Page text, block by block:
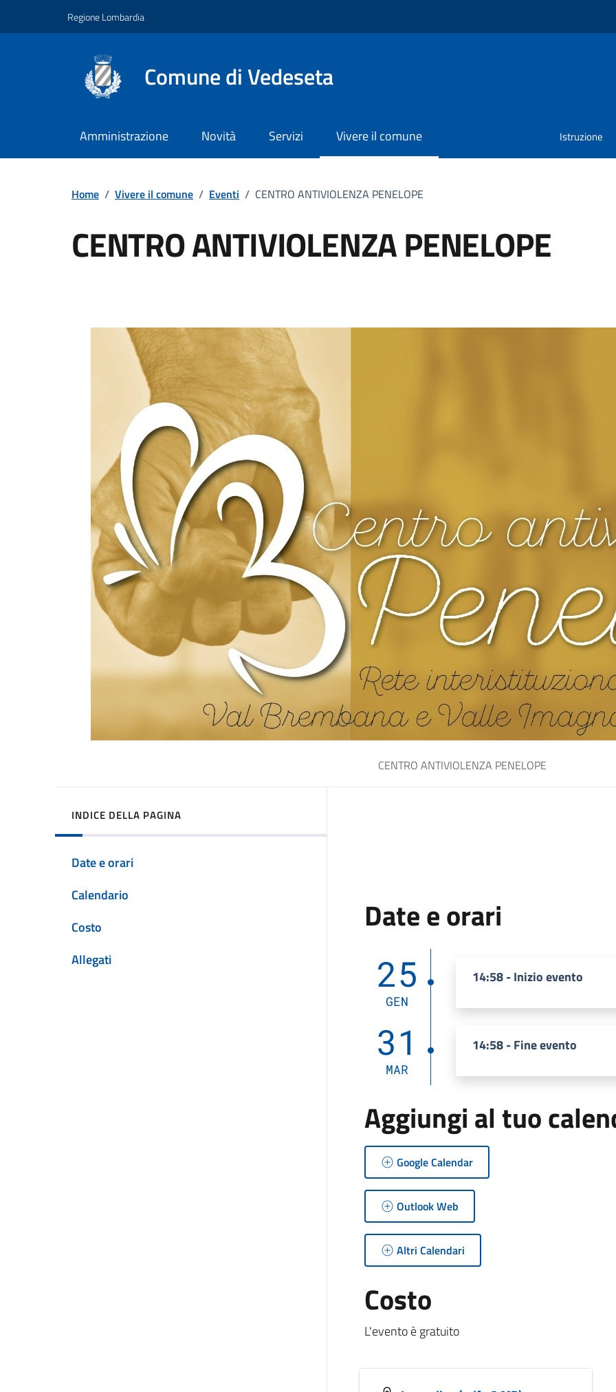
Regione Lombardia
Comune di Vedeseta
Amministrazione Novità Servizi Vivere il comune Istruzione
Home / Vivere il comune / Eventi / CENTRO ANTIVIOLENZA PENELOPE
CENTRO ANTIVIOLENZA PENELOPE
CENTRO ANTIVIOLENZA PENELOPE
INDICE DELLA PAGINA
Date e orari
Calendario
Costo
Allegati
Date e orari
25
GEN
14:58 - Inizio evento
31
MAR
14:58 - Fine evento
Aggiungi al tuo
Google Calendar
Outlook Web
Altri Calendari
Costo
L'evento è gratuito